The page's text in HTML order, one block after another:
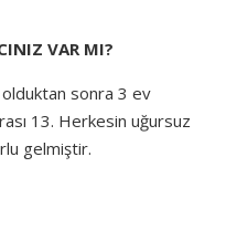
VAR MI?
sonra 3 ev
13. Herkesin uğursuz
gelmiştir.